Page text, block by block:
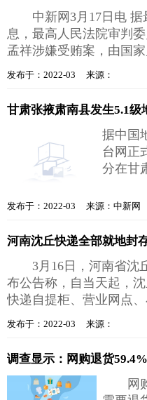
中新网3月17日电 据
息，最高人民法院审判
孟祥涉嫌受贿案，由国
发布于：2022-03 来源：
据中国
台网正
分在甘
发布于：2022-03 来源：中新网
河南沈丘快递全部就地封
3月16日，河南省沈
布公告称，自当天起，
快递自提柜、营业网点
发布于：2022-03 来源：
调查显示：网购退货
网购